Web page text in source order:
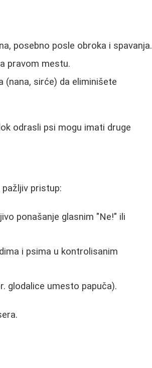
posebno posle obroka i spavanja.
pravom mestu.
sirće) da eliminišete
odrasli psi mogu imati druge
pristup:
ponašanje glasnim "Ne!" ili
i psima u kontrolisanim
glodalice umesto papuča).